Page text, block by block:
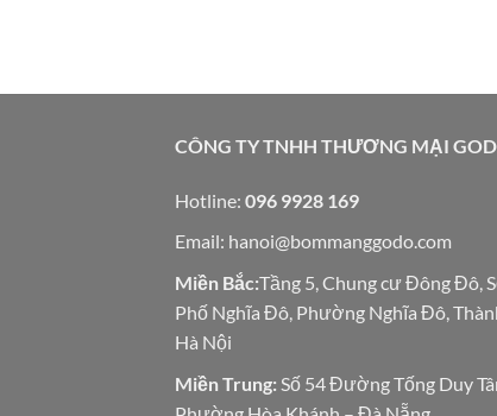
CÔNG TY TNHH THƯƠNG MẠI
Hotline: 096 9928 169
Email: hanoi@bommanggodo.com
Miền Bắc:Tầng 5, Chung cư Đông Đô,
Phố Nghĩa Đô, Phường Nghĩa Đô,
Hà Nội
Miền Trung: Số 54 Đường Tống Duy